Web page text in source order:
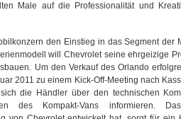
Male auf die Professionalität und
den Einstieg in das Segment der
will Chevrolet seine ehrgeizige
Um den Verkauf des Orlando
2011 zu einem Kick-Off-Meeting nach
die Händler über den technischen
des Kompakt-Vans informieren.